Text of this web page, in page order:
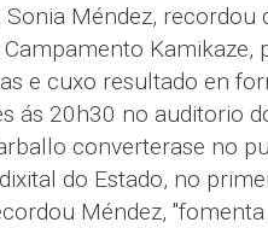
Méndez, recordou
Kamikaze,
e cuxo resultado en
ás 20h30 no auditorio
converterase no
do Estado, no
Méndez,